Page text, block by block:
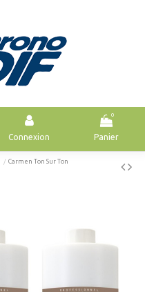
Connexion
0
Panier
Carmen Ton Sur Ton